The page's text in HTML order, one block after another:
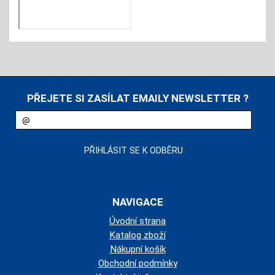
PŘEJETE SI ZASÍLAT EMAILY NEWSLETTER ?
NAVIGACE
Úvodní strana
Katalog zboží
Nákupní košík
Obchodní podmínky